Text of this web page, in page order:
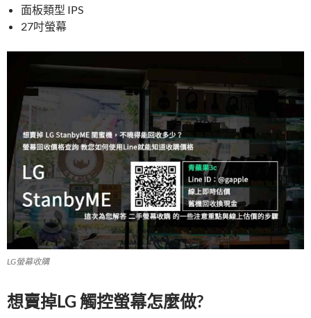
面板類型 IPS
27吋螢幕
LG螢幕收購
想賣掉LG 觸控螢幕怎麼做?